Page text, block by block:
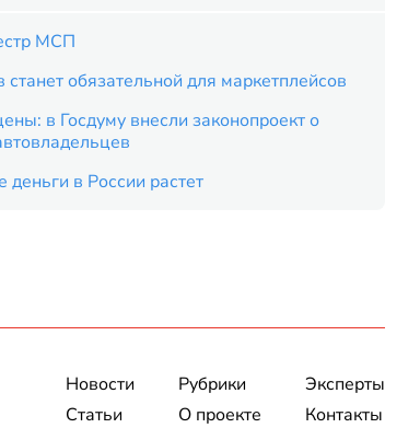
МСП
станет обязательной для маркетплейсов
в Госдуму внесли законопроект о
в России растет
Новости
Статьи
Рубрики
О проекте
Эксперты
Контакты